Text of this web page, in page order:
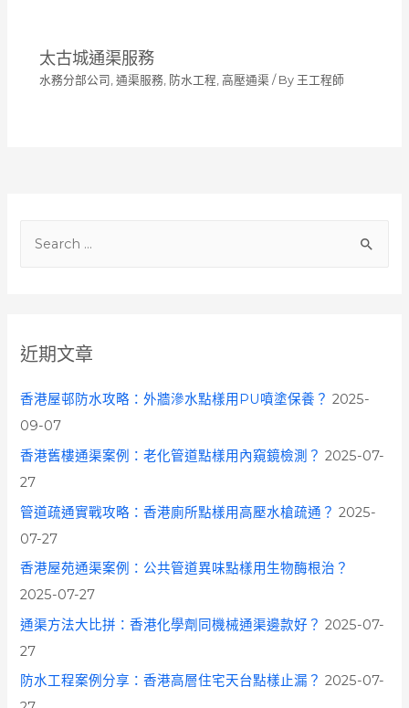
h
f
o
近期文章
香港屋邨防水攻略：外牆滲水點樣用PU噴塗保養？ 2025-
09-07
香港舊樓通渠案例：老化管道點樣用內窺鏡檢測？ 2025-07-
27
管道疏通實戰攻略：香港廁所點樣用高壓水槍疏通？ 2025-
07-27
香港屋苑通渠案例：公共管道異味點樣用生物酶根治？
2025-07-27
通渠方法大比拼：香港化學劑同機械通渠邊款好？ 2025-07-
27
防水工程案例分享：香港高層住宅天台點樣止漏？ 2025-07-
太古城通渠服務
水務分部公司 , 通渠服務, 防水工程, 高壓通渠 / By 王工程師